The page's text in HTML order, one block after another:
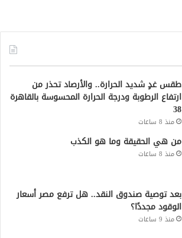
طقس غدٍ شديد الحرارة.. والأرصاد تحذر من
ارتفاع الرطوبة ودرجة الحرارة المحسوسة بالقاهرة
38
منذ 8 ساعات
من هي الحقيقة وما هو الكذب
منذ 8 ساعات
بعد توصية صندوق النقد.. هل ترفع مصر أسعار
الوقود مجددًا؟
منذ 9 ساعات